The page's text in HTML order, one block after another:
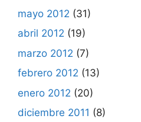
mayo 2012 (31)
abril 2012 (19)
marzo 2012 (7)
febrero 2012 (13)
enero 2012 (20)
diciembre 2011 (8)